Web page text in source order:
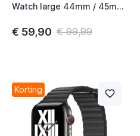
Watch large 44mm / 45mm
Brown
€ 59,90 € 99,99
Korting